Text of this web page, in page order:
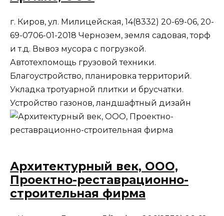
г. Киров, ул. Милицейская, 14(8332) 20-69-06, 20-
69-0706-01-2018 Чернозем, земля садовая, торф
и т.д. Вывоз мусора с погрузкой.
Автотехпомощь грузовой техники.
Благоустройство, планировка территорий.
Укладка тротуарной плитки и брусчатки.
Устройство газонов, ландшафтный дизайн
Архитектурный век, ООО,
Проектно-реставрационно-
строительная фирма